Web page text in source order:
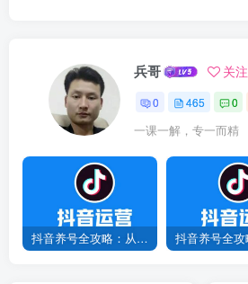
兵哥 关注
0 465 0
一课一解，专一而精
抖音养号全攻略：从0到1打造爆款账号，新手必看！